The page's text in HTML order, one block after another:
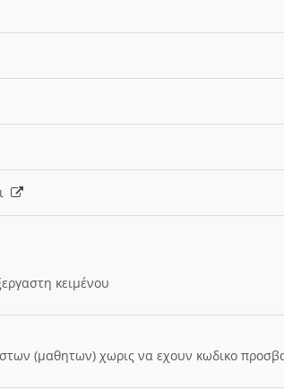
κειμένου
(μαθητων) χωρις να εχουν κωδικο